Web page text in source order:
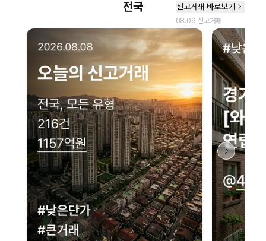
네이버 지도 연결 안내
현재 네이버 지도 연결이 원활하지 않아 지도를 불러올 수 없습니다.
이용에 불편을 드려 죄송합니다.
다시 시도